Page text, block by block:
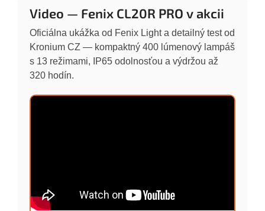
Video — Fenix CL20R PRO v akcii
Oficiálna ukážka od Fenix Light a detailný test od
Kronium CZ — kompaktný 400 lúmenový lampáš
s 13 režimami, IP65 odolnosťou a výdržou až
320 hodín.